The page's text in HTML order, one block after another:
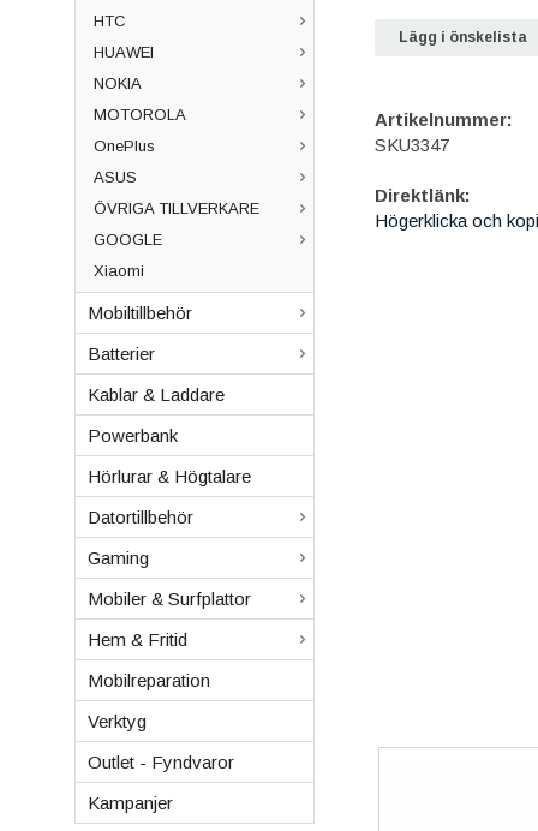
HTC
HUAWEI
NOKIA
MOTOROLA
OnePlus
ASUS
ÖVRIGA TILLVERKARE
GOOGLE
Xiaomi
Mobiltillbehör
Batterier
Kablar & Laddare
Powerbank
Hörlurar & Högtalare
Datortillbehör
Gaming
Mobiler & Surfplattor
Hem & Fritid
Mobilreparation
Verktyg
Outlet - Fyndvaror
Kampanjer
Lägg i önskelista
Artikelnummer:
SKU3347
Direktlänk:
Högerklicka och